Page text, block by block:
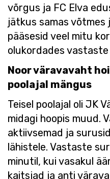
võrgus ja FC Elva
jätkus samas võtmes
pääsesid veel mitu
olukordades
Noor väravavaht
poolajal mängus
Teisel poolajal oli JK
midagi hoopis muud.
aktiivsemad ja
lähistele. Vastaste
minutil, kui vasakul
kaitsjad ja anti